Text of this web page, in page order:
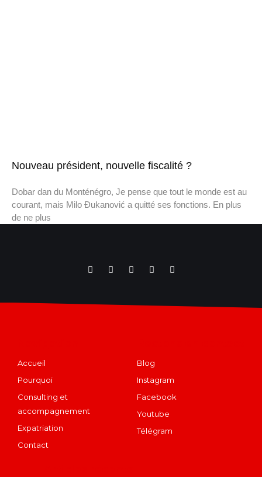
Nouveau président, nouvelle fiscalité ?
Dobar dan du Monténégro, Je pense que tout le monde est au
courant, mais Milo Đukanović a quitté ses fonctions. En plus
de ne plus
Accueil
Pourquoi
Consulting et
accompagnement
Expatriation
Contact
Blog
Instagram
Facebook
Youtube
Télégram